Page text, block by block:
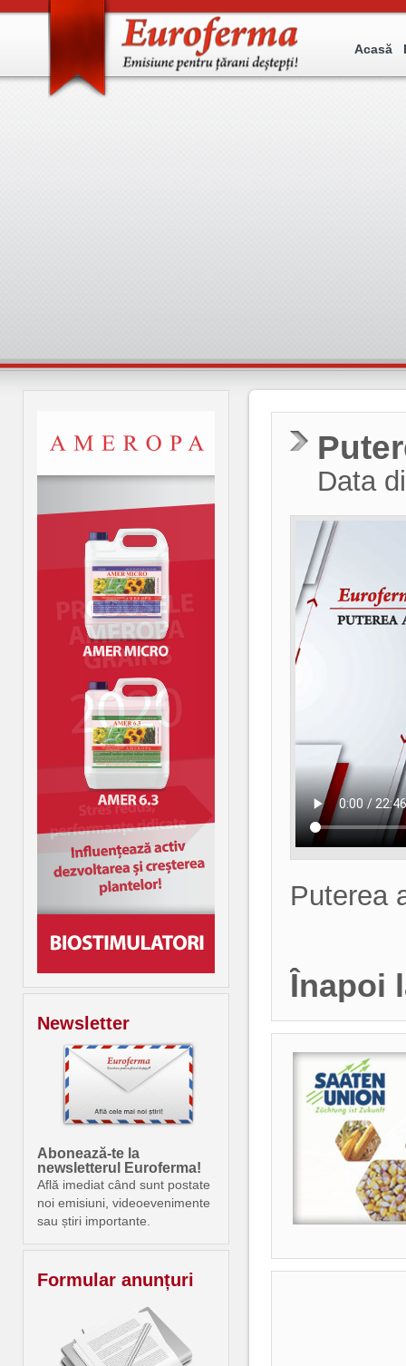
Acasă
Newsletter
Abonează-te la
newsletterul Euroferma!
Află imediat când sunt postate
noi emisiuni, videoevenimente
sau știri importante.
Formular anunțuri
Data
Puterea
Înapoi